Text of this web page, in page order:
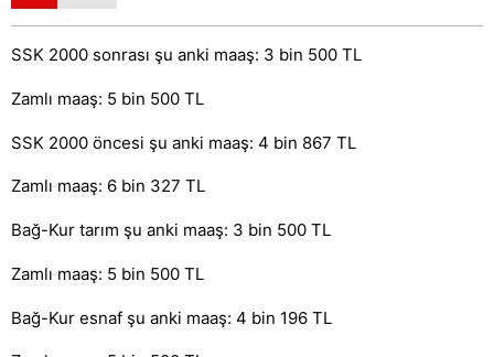
SSK 2000 sonrası şu anki maaş: 3 bin 500 TL
Zamlı maaş: 5 bin 500 TL
SSK 2000 öncesi şu anki maaş: 4 bin 867 TL
Zamlı maaş: 6 bin 327 TL
Bağ-Kur tarım şu anki maaş: 3 bin 500 TL
Zamlı maaş: 5 bin 500 TL
Bağ-Kur esnaf şu anki maaş: 4 bin 196 TL